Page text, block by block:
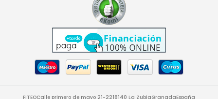
FITEOCalle primero de mayo 21-2218140 La ZubiaGranadaEspaña